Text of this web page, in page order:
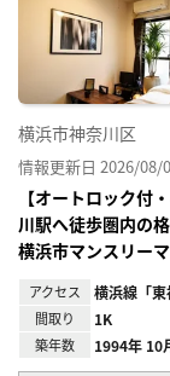
横浜市神奈川区
情報更新日 2026/08/
【オートロック付
川駅へ徒歩圏内の
横浜市マンスリー
アクセス 横浜線「東
間取り 1K
築年数 1994年 10